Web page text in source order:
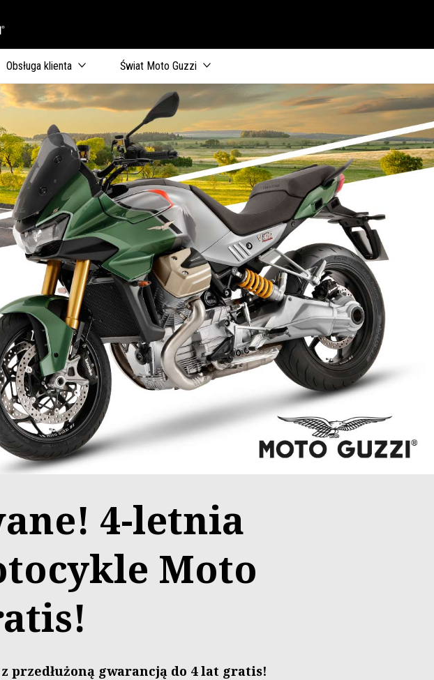
Obsługa klienta Świat Moto Guzzi
4-letnia
Moto
przedłużoną gwarancją do 4 lat gratis!